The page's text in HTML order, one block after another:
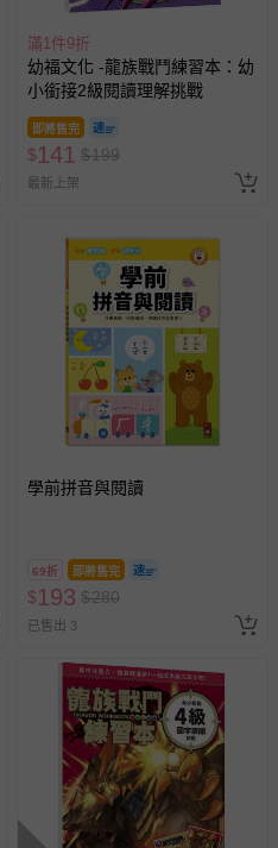
滿1件9折
幼福文化 -龍族戰鬥練習本：幼
小銜接2級閱讀理解挑戰
即將售完
$141 $199
最新上架
學前拼音與閱讀
69折 即將售完
$193 $280
已售出 3